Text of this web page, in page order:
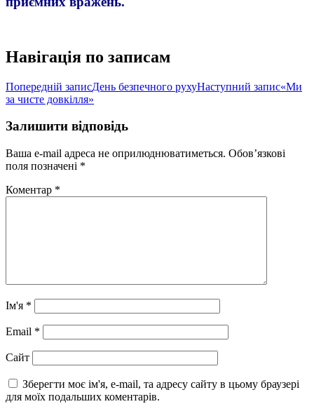
Навігація по записам
Попередній записДень безпечного рухуНаступний запис«Ми
за чисте довкілля»
Залишити відповідь
Ваша e-mail адреса не оприлюднюватиметься. Обов’язкові
поля позначені *
Коментар *
Ім'я *
Email *
Сайт
Зберегти моє ім'я, e-mail, та адресу сайту в цьому браузері
для моїх подальших коментарів.